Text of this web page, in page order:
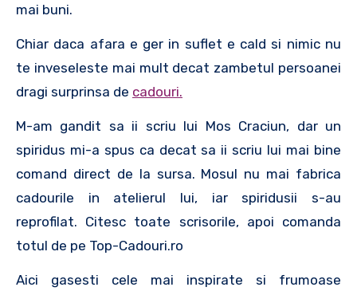
mai buni.
Chiar daca afara e ger in suflet e cald si nimic nu
te inveseleste mai mult decat zambetul persoanei
dragi surprinsa de cadouri.
M-am gandit sa ii scriu lui Mos Craciun, dar un
spiridus mi-a spus ca decat sa ii scriu lui mai bine
comand direct de la sursa. Mosul nu mai fabrica
cadourile in atelierul lui, iar spiridusii s-au
reprofilat. Citesc toate scrisorile, apoi comanda
totul de pe Top-Cadouri.ro
Aici gasesti cele mai inspirate si frumoase